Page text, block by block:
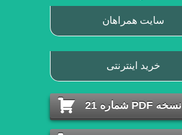
سایت همراهان
خرید اینترنتی
نسخه PDF شماره 21